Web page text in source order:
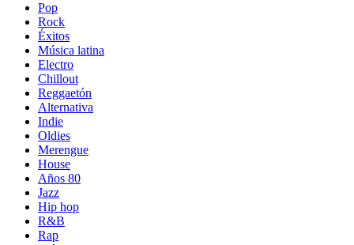
Pop
Rock
Éxitos
Música latina
Electro
Chillout
Reggaetón
Alternativa
Indie
Oldies
Merengue
House
Años 80
Jazz
Hip hop
R&B
Rap